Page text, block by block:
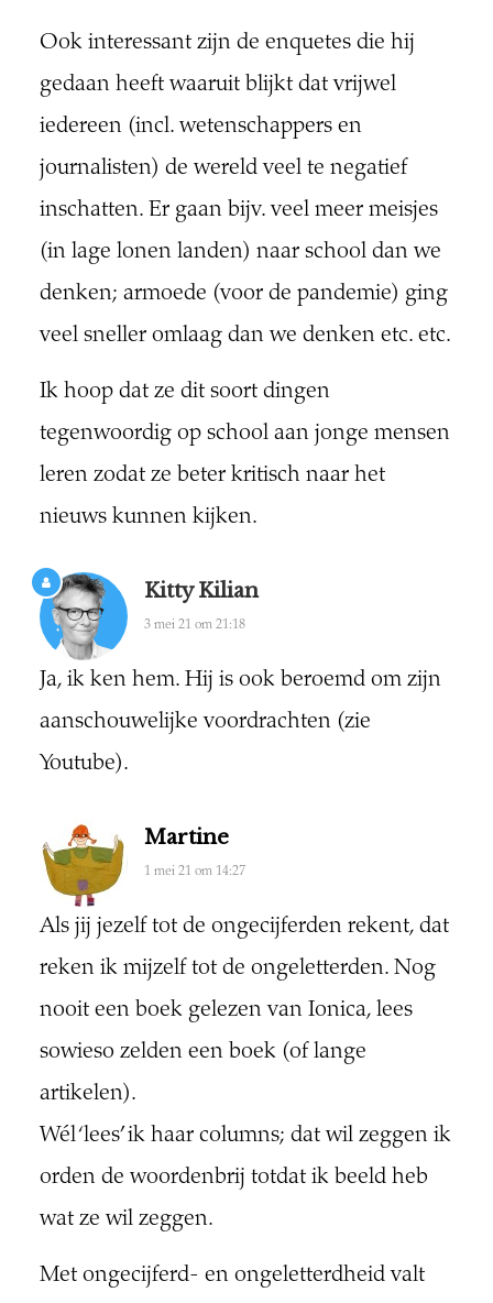
Ook interessant zijn de enquetes die hij
gedaan heeft waaruit blijkt dat vrijwel
iedereen (incl. wetenschappers en
journalisten) de wereld veel te negatief
inschatten. Er gaan bijv. veel meer meisjes
(in lage lonen landen) naar school dan we
denken; armoede (voor de pandemie) ging
veel sneller omlaag dan we denken etc. etc.
Ik hoop dat ze dit soort dingen
tegenwoordig op school aan jonge mensen
leren zodat ze beter kritisch naar het
nieuws kunnen kijken.
Kitty Kilian
3 mei 21 om 21:18
Ja, ik ken hem. Hij is ook beroemd om zijn
aanschouwelijke voordrachten (zie
Youtube).
Martine
1 mei 21 om 14:27
Als jij jezelf tot de ongecijferden rekent, dat
reken ik mijzelf tot de ongeletterden. Nog
nooit een boek gelezen van Ionica, lees
sowieso zelden een boek (of lange
artikelen).
Wél ‘lees’ ik haar columns; dat wil zeggen ik
orden de woordenbrij totdat ik beeld heb
wat ze wil zeggen.
Met ongecijferd- en ongeletterdheid valt